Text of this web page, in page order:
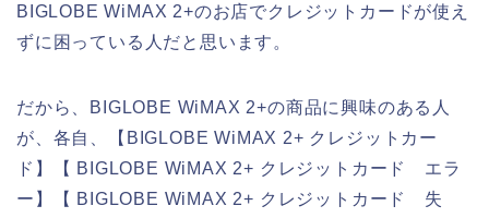
BIGLOBE WiMAX 2+のお店でクレジットカードが使え
ずに困っている人だと思います。
だから、BIGLOBE WiMAX 2+の商品に興味のある人
が、各自、【BIGLOBE WiMAX 2+ クレジットカー
ド】【 BIGLOBE WiMAX 2+ クレジットカード エラ
ー】【 BIGLOBE WiMAX 2+ クレジットカード 失